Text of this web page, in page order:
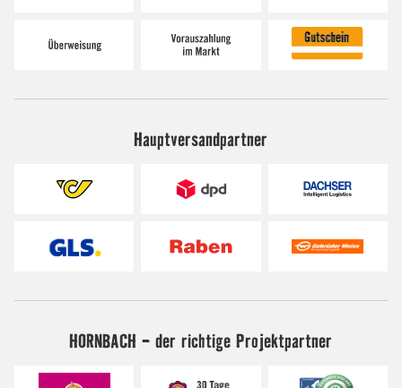
Hauptversandpartner
HORNBACH - der richtige Projektpartner